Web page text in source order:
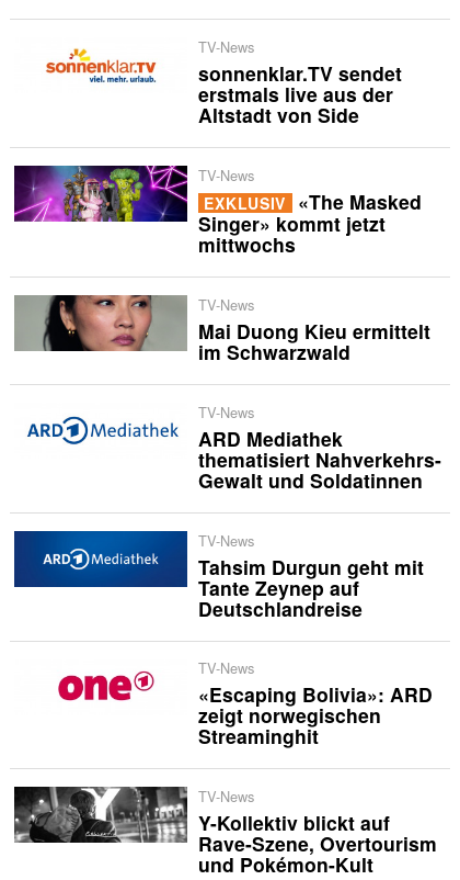
TV-News
sonnenklar.TV sendet
erstmals live aus der
Altstadt von Side
TV-News
EXKLUSIV «The Masked
Singer» kommt jetzt
mittwochs
TV-News
Mai Duong Kieu ermittelt
im Schwarzwald
TV-News
ARD Mediathek
thematisiert Nahverkehrs-
Gewalt und Soldatinnen
TV-News
Tahsim Durgun geht mit
Tante Zeynep auf
Deutschlandreise
TV-News
«Escaping Bolivia»: ARD
zeigt norwegischen
Streaminghit
TV-News
Y-Kollektiv blickt auf
Rave-Szene, Overtourism
und Pokémon-Kult